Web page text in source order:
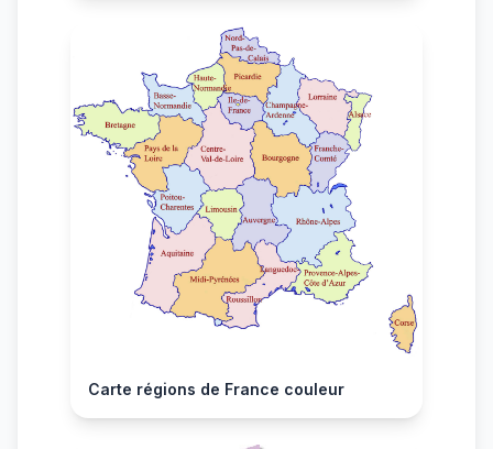
Carte régions de France couleur